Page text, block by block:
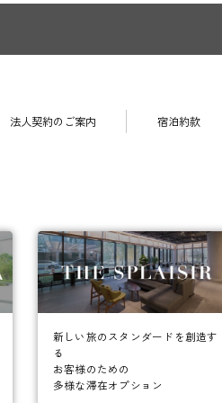
法人契約のご案内 宿泊約款
新しい旅のスタンダードを創造す
る
お客様のための
多様な滞在オプション